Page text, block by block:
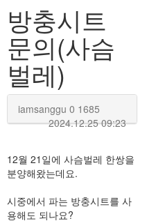
방충시트
문의(사슴
벌레)
iamsanggu 0 1685
2024.12.25 09:23
12월 21일에 사슴벌레 한쌍을
분양해왔는데요.
시중에서 파는 방충시트를 사
용해도 되나요?